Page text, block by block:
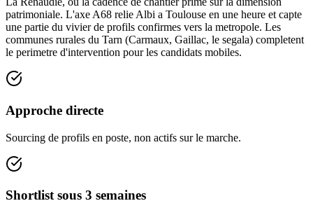
patrimoniale. L'axe A68 relie Albi a Toulouse en une heure et capte
une partie du vivier de profils confirmes vers la metropole. Les
communes rurales du Tarn (Carmaux, Gaillac, le segala) completent
le perimetre d'intervention pour les candidats mobiles.
Approche directe
Sourcing de profils en poste, non actifs sur le marche.
Shortlist sous 3 semaines